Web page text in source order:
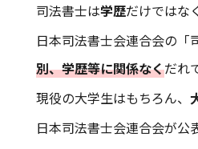
司法書士は学歴だけではな
日本司法書士会連合会の
別、学歴等に関係なくだれ
現役の大学生はもちろん、
日本司法書士会連合会が